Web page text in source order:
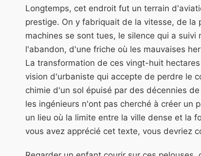
Longtemps, cet endroit fut un terrain
prestige. On y fabriquait de la vitesse, de
machines se sont tues, le silence qui a
l'abandon, d'une friche où les mauvaises
La transformation de ces vingt-huit
vision d'urbaniste qui accepte de perdre le
chimie d'un sol épuisé par des décennies
les ingénieurs n'ont pas cherché à créer un
un lieu où la limite entre la ville dense et la
vous avez apprécié cet texte, vous devriez